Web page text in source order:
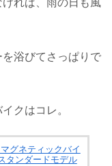
れば、雨の日も風
浴びてさっぱりで
クはコレ。
グネティックバイ
タンダードモデル